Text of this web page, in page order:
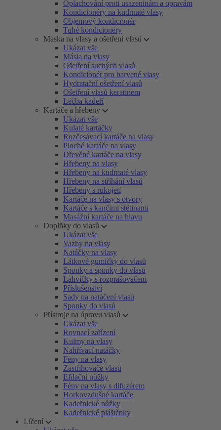
Oplachování proti usazeninám a opravám
Kondicionéry na kudrnaté vlasy
Objemový kondicionér
Tuhé kondicionéry
Maska na vlasy a ošetření vlasů
Ukázat vše
Másla na vlasy
Ošetření suchých vlasů
Kondicionér pro barvené vlasy
Hydratační ošetření vlasů
Ošetření vlasů keratinem
Léčba kadeří
Kartáče a hřebeny
Ukázat vše
Kulaté kartáčky
Rozčesávací kartáče na vlasy
Ploché kartáče na vlasy
Dřevěné kartáče na vlasy
Hřebeny na vlasy
Hřebeny na kudrnaté vlasy
Hřebeny na stříhání vlasů
Hřebeny s rukojetí
Kartáče na vlasy s otvory
Kartáče s kančími štětinami
Masážní kartáče na hlavu
Doplňky do vlasů
Ukázat vše
Vazby na vlasy
Natáčky na vlasy
Látkové gumičky do vlasů
Sponky a sponky do vlasů
Lahvičky s rozprašovačem
Příslušenství
Sady na natáčení vlasů
Sponky do vlasů
Přístroje na úpravu vlasů
Ukázat vše
Rovnací zařízení
Kulmy na vlasy
Nahřívací natáčky
Fény na vlasy
Zastřihovače vlasů
Efilační nůžky
Fény na vlasy s difuzérem
Horkovzdušné kartáče
Kadeřnické nůžky
Kadeřnické pláštěnky
Líčení